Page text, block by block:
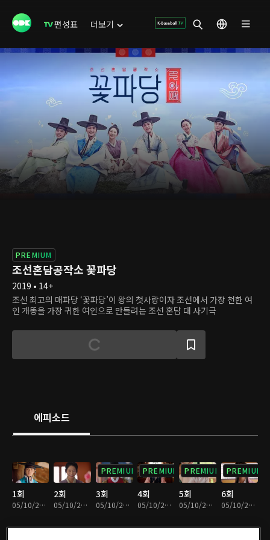
편성표 더보기
PREMIUM
조선혼담공작소 꽃파당
2019 • 14+
조선 최고의 매파당 ‘꽃파당’이 왕의 첫사랑이자 조선에서 가장 천한 여
인 개똥을 가장 귀한 여인으로 만들려는 조선 혼담 대 사기극
에피소드
1회
05/10/2024 • 1시간 10분
2회
05/10/2024 • 1시간 10분
PREMIUM
3회
05/10/2024 • 1시간 7분
PREMIUM
4회
05/10/2024 • 1시간 7분
PREMIUM
5회
05/10/2024 • 1시간 6분
PREMIUM
6회
05/10/2024 • 1시간 5분